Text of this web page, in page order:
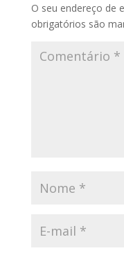
O seu endereço de
obrigatórios são